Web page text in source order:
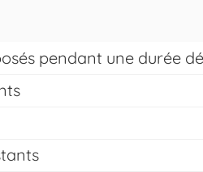
pendant une durée